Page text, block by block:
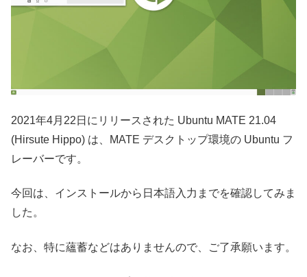
2021年4月22日にリリースされた Ubuntu MATE 21.04
(Hirsute Hippo) は、MATE デスクトップ環境の Ubuntu フ
レーバーです。
今回は、インストールから日本語入力までを確認してみま
した。
なお、特に蘊蓄などはありませんので、ご了承願います。